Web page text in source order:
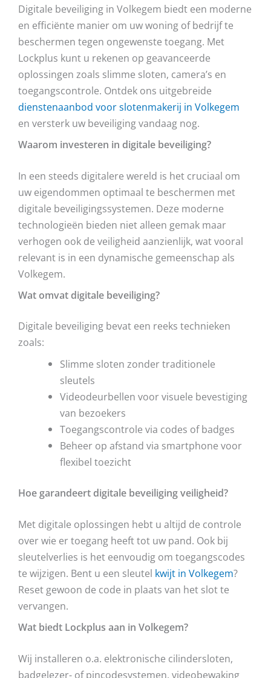
Digitale beveiliging in Volkegem biedt een moderne
en efficiënte manier om uw woning of bedrijf te
beschermen tegen ongewenste toegang. Met
Lockplus kunt u rekenen op geavanceerde
oplossingen zoals slimme sloten, camera’s en
toegangscontrole. Ontdek ons uitgebreide
dienstenaanbod voor slotenmakerij in Volkegem
en versterk uw beveiliging vandaag nog.
Waarom investeren in digitale beveiliging?
In een steeds digitalere wereld is het cruciaal om
uw eigendommen optimaal te beschermen met
digitale beveiligingssystemen. Deze moderne
technologieën bieden niet alleen gemak maar
verhogen ook de veiligheid aanzienlijk, wat vooral
relevant is in een dynamische gemeenschap als
Volkegem.
Wat omvat digitale beveiliging?
Digitale beveiliging bevat een reeks technieken
zoals:
Slimme sloten zonder traditionele
sleutels
Videodeurbellen voor visuele bevestiging
van bezoekers
Toegangscontrole via codes of badges
Beheer op afstand via smartphone voor
flexibel toezicht
Hoe garandeert digitale beveiliging veiligheid?
Met digitale oplossingen hebt u altijd de controle
over wie er toegang heeft tot uw pand. Ook bij
sleutelverlies is het eenvoudig om toegangscodes
te wijzigen. Bent u een sleutel kwijt in Volkegem?
Reset gewoon de code in plaats van het slot te
vervangen.
Wat biedt Lockplus aan in Volkegem?
Wij installeren o.a. elektronische cilindersloten,
badgelezer- of pincodesystemen, videobewaking